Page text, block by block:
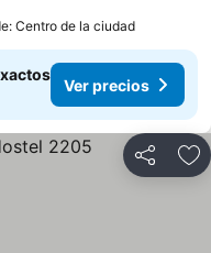
Centro de la ciudad
Ver precios
Compartir